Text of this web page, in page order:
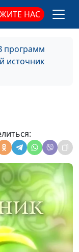
НАС
программ
источник
#44
#41
#40